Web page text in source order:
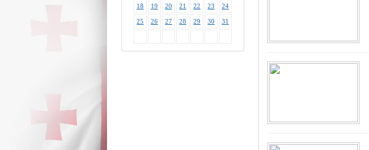
18 19 20 21 22 23 24
25 26 27 28 29 30 31